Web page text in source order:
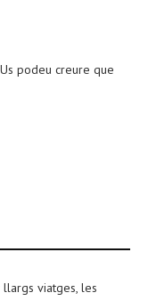
podeu creure que
viatges, les